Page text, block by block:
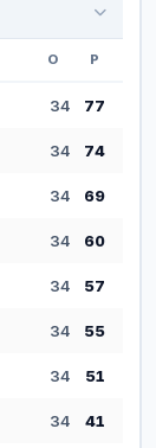
O P
34 77
34 74
34 69
34 60
34 57
34 55
34 51
34 41